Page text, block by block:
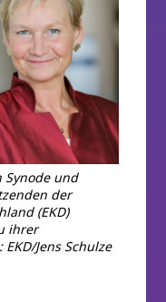
Synode und
der
(EKD)
ihrer
Jens Schulze